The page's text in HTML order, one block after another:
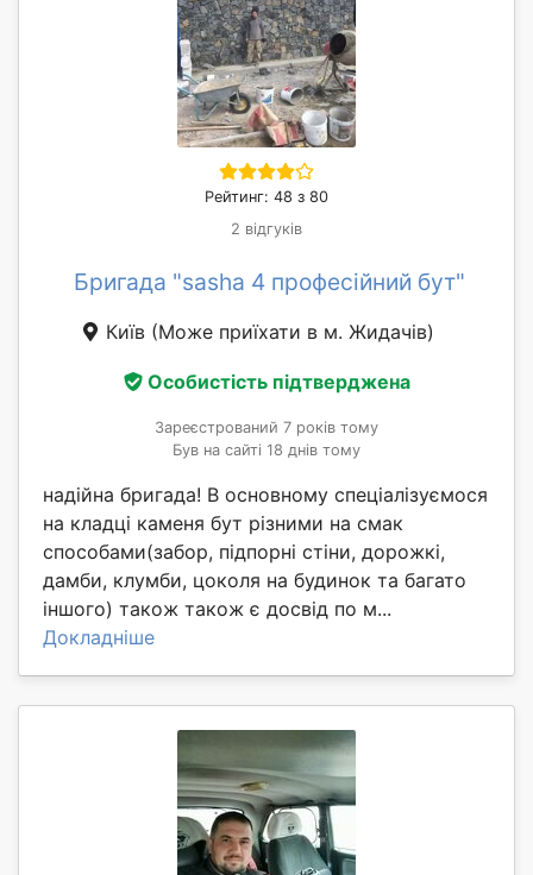
Рейтинг: 48 з 80
2 відгуків
Бригада "sasha 4 професійний бут"
Київ (Може приїхати в м. Жидачів)
Особистість підтверджена
Зареєстрований 7 років тому
Був на сайті 18 днів тому
надійна бригада! В основному спеціалізуємося
на кладці каменя бут різними на смак
способами(забор, підпорні стіни, дорожкі,
дамби, клумби, цоколя на будинок та багато
іншого) також також є досвід по м...
Докладніше